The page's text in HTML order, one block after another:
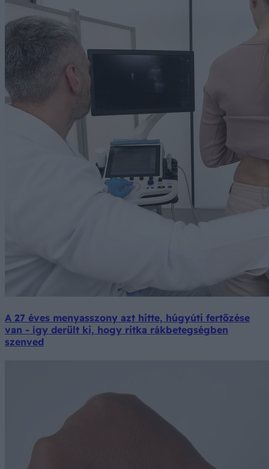
A 27 éves menyasszony azt hitte, húgyúti fertőzése
van - így derült ki, hogy ritka rákbetegségben
szenved